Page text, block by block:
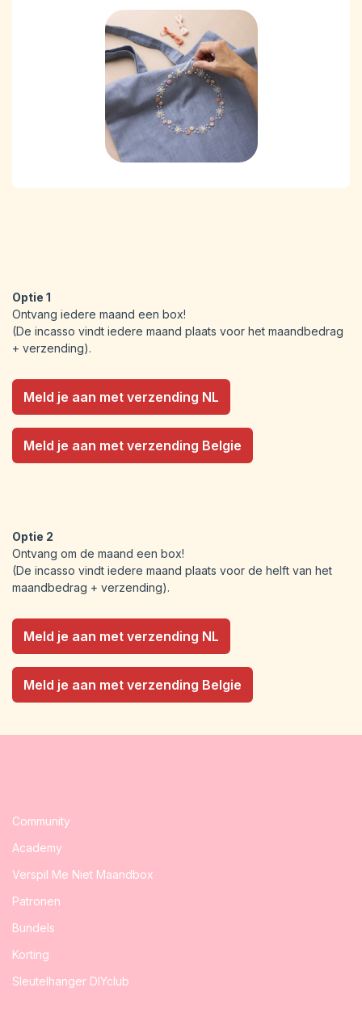
Optie 1
Ontvang iedere maand een box!
(De incasso vindt iedere maand plaats voor het maandbedrag
+ verzending).
Meld je aan met verzending NL
Meld je aan met verzending Belgie
Optie 2
Ontvang om de maand een box!
(De incasso vindt iedere maand plaats voor de helft van het
maandbedrag + verzending).
Meld je aan met verzending NL
Meld je aan met verzending Belgie
Community
Academy
Verspil Me Niet Maandbox
Patronen
Bundels
Korting
Sleutelhanger DIYclub